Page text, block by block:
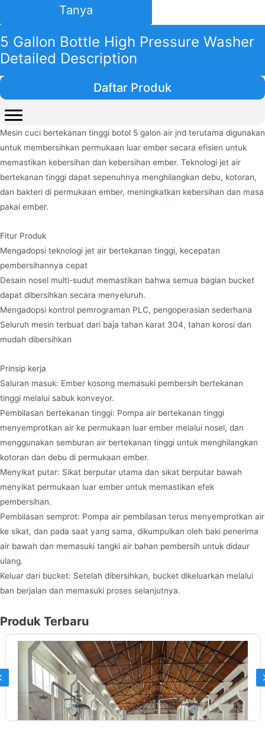
Tanya
5 Gallon Bottle High Pressure Washer
Detailed Description
Mesin cuci bertekanan tinggi botol 5 galon air jnd terutama digunakan
untuk membersihkan permukaan luar ember secara efisien untuk
memastikan kebersihan dan kebersihan ember. Teknologi jet air
bertekanan tinggi dapat sepenuhnya menghilangkan debu, kotoran,
dan bakteri di permukaan ember, meningkatkan kebersihan dan masa
pakai ember.
Fitur Produk
Mengadopsi teknologi jet air bertekanan tinggi, kecepatan
pembersihannya cepat
Desain nosel multi-sudut memastikan bahwa semua bagian bucket
dapat dibersihkan secara menyeluruh.
Mengadopsi kontrol pemrograman PLC, pengoperasian sederhana
Seluruh mesin terbuat dari baja tahan karat 304, tahan korosi dan
mudah dibersihkan
Prinsip kerja
Saluran masuk: Ember kosong memasuki pembersih bertekanan
tinggi melalui sabuk konveyor.
Pembilasan bertekanan tinggi: Pompa air bertekanan tinggi
menyemprotkan air ke permukaan luar ember melalui nosel, dan
menggunakan semburan air bertekanan tinggi untuk menghilangkan
kotoran dan debu di permukaan ember.
Menyikat putar: Sikat berputar utama dan sikat berputar bawah
menyikat permukaan luar ember untuk memastikan efek
pembersihan.
Pembilasan semprot: Pompa air pembilasan terus menyemprotkan air
ke sikat, dan pada saat yang sama, dikumpulkan oleh baki penerima
air bawah dan memasuki tangki air bahan pembersih untuk didaur
ulang.
Keluar dari bucket: Setelah dibersihkan, bucket dikeluarkan melalui
ban berjalan dan memasuki proses selanjutnya.
Daftar Produk
Produk Terbaru
Previous